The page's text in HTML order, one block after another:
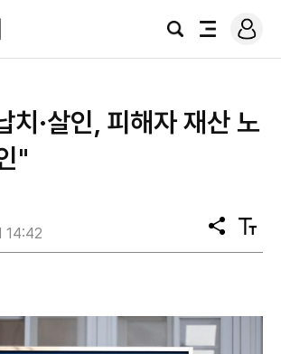
검
전
로
그
치·살인, 피해자 재산 노
"
14:42
공
유
텍
스